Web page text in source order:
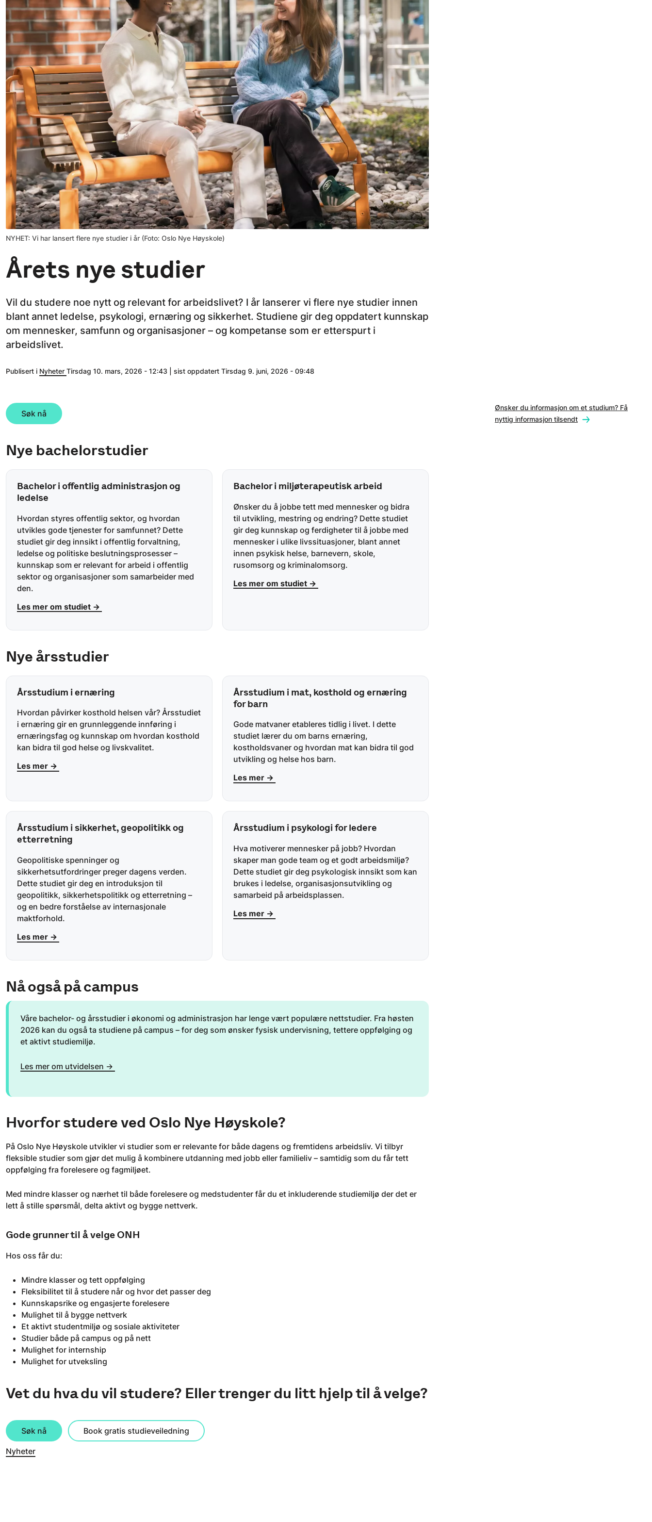
NYHET: Vi har lansert flere nye studier i år (Foto: Oslo Nye Høyskole)
Årets nye studier
Vil du studere noe nytt og relevant for arbeidslivet? I år lanserer vi flere nye studier innen
blant annet ledelse, psykologi, ernæring og sikkerhet. Studiene gir deg oppdatert kunnskap
om mennesker, samfunn og organisasjoner – og kompetanse som er etterspurt i
arbeidslivet.
Publisert i Nyheter Tirsdag 10. mars, 2026 - 12:43 | sist oppdatert Tirsdag 9. juni, 2026 - 09:48
Søk nå
Nye bachelorstudier
Bachelor i offentlig administrasjon og
ledelse
Hvordan styres offentlig sektor, og hvordan
utvikles gode tjenester for samfunnet? Dette
studiet gir deg innsikt i offentlig forvaltning,
ledelse og politiske beslutningsprosesser –
kunnskap som er relevant for arbeid i offentlig
sektor og organisasjoner som samarbeider med
den.
Les mer om studiet →
Bachelor i miljøterapeutisk arbeid
Ønsker du å jobbe tett med mennesker og bidra
til utvikling, mestring og endring? Dette studiet
gir deg kunnskap og ferdigheter til å jobbe med
mennesker i ulike livssituasjoner, blant annet
innen psykisk helse, barnevern, skole,
rusomsorg og kriminalomsorg.
Les mer om studiet →
Nye årsstudier
Årsstudium i ernæring
Hvordan påvirker kosthold helsen vår? Årsstudiet
i ernæring gir en grunnleggende innføring i
ernæringsfag og kunnskap om hvordan kosthold
kan bidra til god helse og livskvalitet.
Les mer →
Årsstudium i mat, kosthold og ernæring
for barn
Gode matvaner etableres tidlig i livet. I dette
studiet lærer du om barns ernæring,
kostholdsvaner og hvordan mat kan bidra til god
utvikling og helse hos barn.
Les mer →
Årsstudium i sikkerhet, geopolitikk og
etterretning
Geopolitiske spenninger og
sikkerhetsutfordringer preger dagens verden.
Dette studiet gir deg en introduksjon til
geopolitikk, sikkerhetspolitikk og etterretning –
og en bedre forståelse av internasjonale
maktforhold.
Les mer →
Årsstudium i psykologi for ledere
Hva motiverer mennesker på jobb? Hvordan
skaper man gode team og et godt arbeidsmiljø?
Dette studiet gir deg psykologisk innsikt som kan
brukes i ledelse, organisasjonsutvikling og
samarbeid på arbeidsplassen.
Les mer →
Nå også på campus
Våre bachelor- og årsstudier i økonomi og administrasjon har lenge vært populære nettstudier. Fra høsten
2026 kan du også ta studiene på campus – for deg som ønsker fysisk undervisning, tettere oppfølging og
et aktivt studiemiljø.
Les mer om utvidelsen →
Hvorfor studere ved Oslo Nye Høyskole?
På Oslo Nye Høyskole utvikler vi studier som er relevante for både dagens og fremtidens arbeidsliv. Vi tilbyr
fleksible studier som gjør det mulig å kombinere utdanning med jobb eller familieliv – samtidig som du får tett
oppfølging fra forelesere og fagmiljøet.
Med mindre klasser og nærhet til både forelesere og medstudenter får du et inkluderende studiemiljø der det er
lett å stille spørsmål, delta aktivt og bygge nettverk.
Gode grunner til å velge ONH
Hos oss får du:
Mindre klasser og tett oppfølging
Fleksibilitet til å studere når og hvor det passer deg
Kunnskapsrike og engasjerte forelesere
Mulighet til å bygge nettverk
Et aktivt studentmiljø og sosiale aktiviteter
Studier både på campus og på nett
Mulighet for internship
Mulighet for utveksling
Vet du hva du vil studere? Eller trenger du litt hjelp til å velge?
Søk nå Book gratis studieveiledning
Nyheter
Ønsker du informasjon om et studium? Få
nyttig informasjon tilsendt